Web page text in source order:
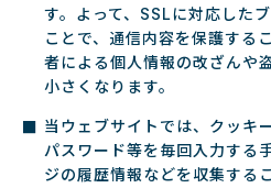
す。よって、SSLに対応した
ことで、通信内容を保護する
者による個人情報の改ざんや
小さくなります。
当ウェブサイトでは、クッキ
パスワード等を毎回入力する
ジの履歴情報などを収集する